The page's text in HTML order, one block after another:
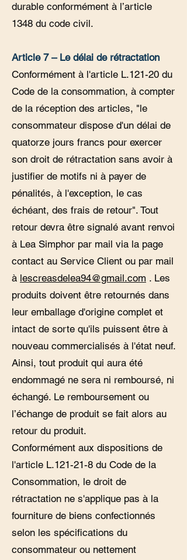
durable conformément à l’article
1348 du code civil.
Article 7 – Le délai de rétractation
Conformément à l'article L.121-20 du
Code de la consommation, à compter
de la réception des articles, "le
consommateur dispose d'un délai de
quatorze jours francs pour exercer
son droit de rétractation sans avoir à
justifier de motifs ni à payer de
pénalités, à l'exception, le cas
échéant, des frais de retour". Tout
retour devra être signalé avant renvoi
à Lea Simphor par mail via la page
contact au Service Client ou par mail
à lescreasdelea94@gmail.com . Les
produits doivent être retournés dans
leur emballage d'origine complet et
intact de sorte qu'ils puissent être à
nouveau commercialisés à l'état neuf.
Ainsi, tout produit qui aura été
endommagé ne sera ni remboursé, ni
échangé. Le remboursement ou
l’échange de produit se fait alors au
retour du produit.
Conformément aux dispositions de
l'article L.121-21-8 du Code de la
Consommation, le droit de
rétractation ne s'applique pas à la
fourniture de biens confectionnés
selon les spécifications du
consommateur ou nettement